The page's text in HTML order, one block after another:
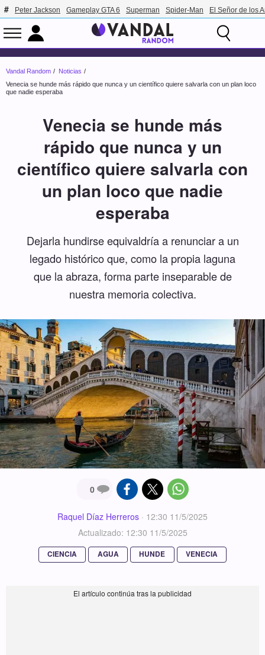
Peter Jackson Gameplay GTA 6 Superman Spider-Man El Señor de los
Vandal Random
Noticias
Venecia se hunde más rápido que nunca y un científico quiere salvarla con un plan loco
que nadie esperaba
Venecia se hunde más
rápido que nunca y un
científico quiere salvarla con
un plan loco que nadie
esperaba
Dejarla hundirse equivaldría a renunciar a un
legado histórico que, como la propia laguna
que la abraza, forma parte inseparable de
nuestra memoria colectiva.
0
Raquel Díaz Herreros · 12:30 11/5/2025
Actualizado: 12:30 11/5/2025
CIENCIA AGUA HUNDE VENECIA